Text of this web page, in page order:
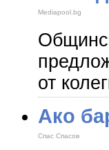
Mediapool.bg
от
Ако
Спас Спасов